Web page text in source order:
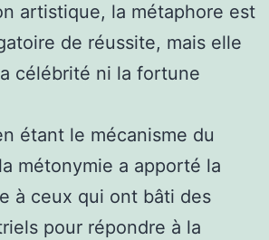
artistique, la métaphore est
de réussite, mais elle
célébrité ni la fortune
étant le mécanisme du
métonymie a apporté la
à ceux qui ont bâti des
pour répondre à la